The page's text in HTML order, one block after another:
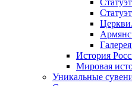
История
Мировая
Уникальные